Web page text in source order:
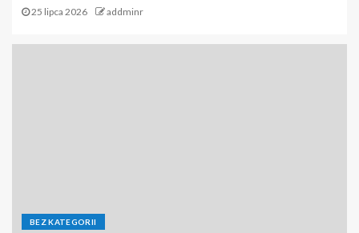
25 lipca 2026 addminr
BEZ KATEGORII